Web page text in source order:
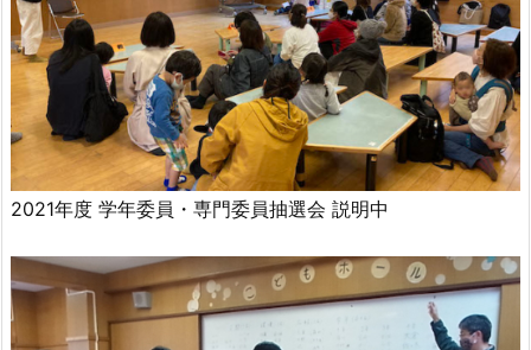
2021年度 学年委員・専門委員抽選会 説明中